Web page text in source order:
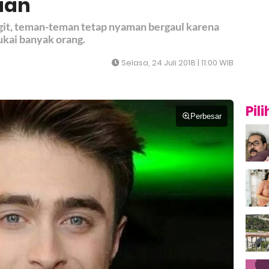
teman-teman tetap nyaman bergaul karena
banyak orang.
Selasa, 24 Juli 2018 | 11:00 WIB
Perbesar